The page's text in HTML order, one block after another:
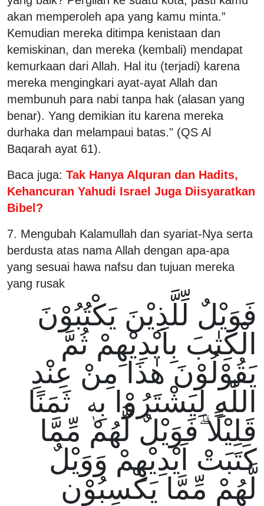
akan memperoleh apa yang kamu minta.”
Kemudian mereka ditimpa kenistaan dan
kemiskinan, dan mereka (kembali) mendapat
kemurkaan dari Allah. Hal itu (terjadi) karena
mereka mengingkari ayat-ayat Allah dan
membunuh para nabi tanpa hak (alasan yang
benar). Yang demikian itu karena mereka
durhaka dan melampaui batas." (QS Al
Baqarah ayat 61).
Baca juga: Tak Hanya Alquran dan Hadits,
Kehancuran Yahudi Israel Juga Diisyaratkan
Bibel?
7. Mengubah Kalamullah dan syariat-Nya serta
berdusta atas nama Allah dengan apa-apa
yang sesuai hawa nafsu dan tujuan mereka
yang rusak
فَوَيْلٌ لِّلَّذِيْنَ يَكْتُبُوْنَ
الْكِتٰبَ بِاَيْدِيْهِمْ ثُمَّ
يَقُوْلُوْنَ هٰذَا مِنْ عِنْدِ
اللّٰهِ لِيَشْتَرُوْا بِهٖ ثَمَنًا
قَلِيْلًا ۗفَوَيْلٌ لَّهُمْ مِّمَّا
كَتَبَتْ اَيْدِيْهِمْ وَوَيْلٌ
لَّهُمْ مِّمَّا يَكْسِبُوْن